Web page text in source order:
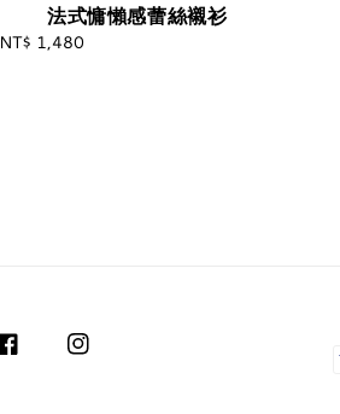
法式慵懶感蕾絲襯衫
Regular
NT$ 1,480